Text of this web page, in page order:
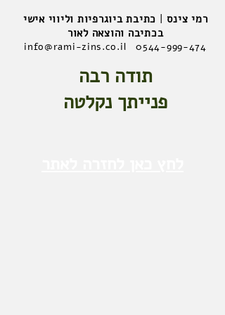
רמי צינס| כתיבת ביוגרפיות וליווי אישי
בכתיבה והוצאה לאור
info@rami-zins.co.il 0544-999-474
תודה רבה
פנייתך נקלטה